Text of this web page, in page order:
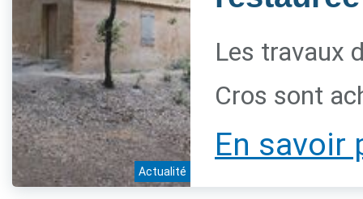
Actualité
Les travaux
Cros sont
En savoir